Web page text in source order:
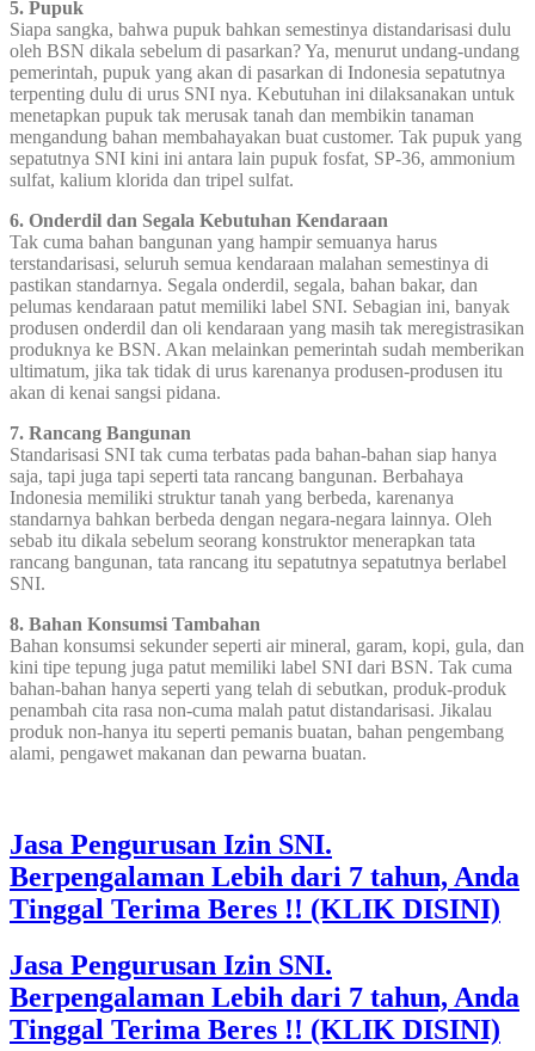
5. Pupuk
Siapa sangka, bahwa pupuk bahkan semestinya distandarisasi dulu
oleh BSN dikala sebelum di pasarkan? Ya, menurut undang-undang
pemerintah, pupuk yang akan di pasarkan di Indonesia sepatutnya
terpenting dulu di urus SNI nya. Kebutuhan ini dilaksanakan untuk
menetapkan pupuk tak merusak tanah dan membikin tanaman
mengandung bahan membahayakan buat customer. Tak pupuk yang
sepatutnya SNI kini ini antara lain pupuk fosfat, SP-36, ammonium
sulfat, kalium klorida dan tripel sulfat.
6. Onderdil dan Segala Kebutuhan Kendaraan
Tak cuma bahan bangunan yang hampir semuanya harus
terstandarisasi, seluruh semua kendaraan malahan semestinya di
pastikan standarnya. Segala onderdil, segala, bahan bakar, dan
pelumas kendaraan patut memiliki label SNI. Sebagian ini, banyak
produsen onderdil dan oli kendaraan yang masih tak meregistrasikan
produknya ke BSN. Akan melainkan pemerintah sudah memberikan
ultimatum, jika tak tidak di urus karenanya produsen-produsen itu
akan di kenai sangsi pidana.
7. Rancang Bangunan
Standarisasi SNI tak cuma terbatas pada bahan-bahan siap hanya
saja, tapi juga tapi seperti tata rancang bangunan. Berbahaya
Indonesia memiliki struktur tanah yang berbeda, karenanya
standarnya bahkan berbeda dengan negara-negara lainnya. Oleh
sebab itu dikala sebelum seorang konstruktor menerapkan tata
rancang bangunan, tata rancang itu sepatutnya sepatutnya berlabel
SNI.
8. Bahan Konsumsi Tambahan
Bahan konsumsi sekunder seperti air mineral, garam, kopi, gula, dan
kini tipe tepung juga patut memiliki label SNI dari BSN. Tak cuma
bahan-bahan hanya seperti yang telah di sebutkan, produk-produk
penambah cita rasa non-cuma malah patut distandarisasi. Jikalau
produk non-hanya itu seperti pemanis buatan, bahan pengembang
alami, pengawet makanan dan pewarna buatan.
Jasa Pengurusan Izin SNI.
Berpengalaman Lebih dari 7 tahun, Anda
Tinggal Terima Beres !! (KLIK DISINI)
Jasa Pengurusan Izin SNI.
Berpengalaman Lebih dari 7 tahun, Anda
Tinggal Terima Beres !! (KLIK DISINI)